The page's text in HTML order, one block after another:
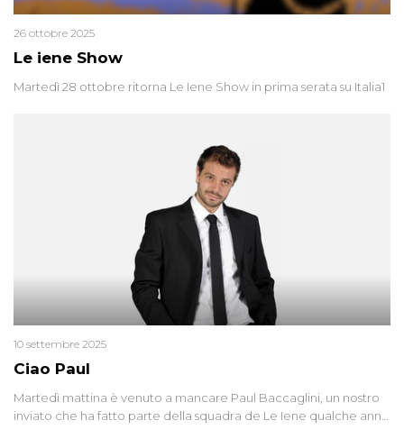
Le iene Show
26 ottobre 2025
Martedì 28 ottobre ritorna Le Iene Show in prima serata su Italia1
Ciao Paul
10 settembre 2025
Martedì mattina è venuto a mancare Paul Baccaglini, un nostro
inviato che ha fatto parte della squadra de Le Iene qualche anno